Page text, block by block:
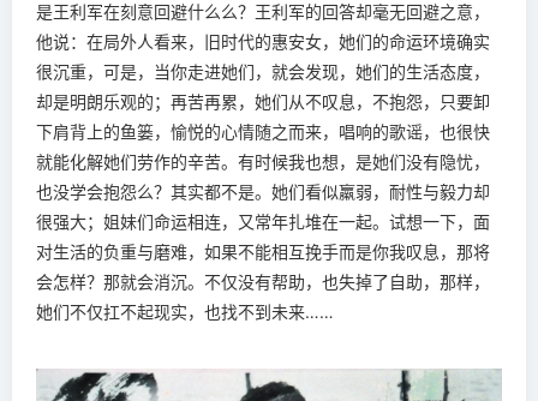
是王利军在刻意回避什么么？王利军的回答却毫无回避之意，
他说：在局外人看来，旧时代的惠安女，她们的命运环境确实
很沉重，可是，当你走进她们，就会发现，她们的生活态度，
却是明朗乐观的；再苦再累，她们从不叹息，不抱怨，只要卸
下肩背上的鱼篓，愉悦的心情随之而来，唱响的歌谣，也很快
就能化解她们劳作的辛苦。有时候我也想，是她们没有隐忧，
也没学会抱怨么？其实都不是。她们看似羸弱，耐性与毅力却
很强大；姐妹们命运相连，又常年扎堆在一起。试想一下，面
对生活的负重与磨难，如果不能相互挽手而是你我叹息，那将
会怎样？那就会消沉。不仅没有帮助，也失掉了自助，那样，
她们不仅扛不起现实，也找不到未来……